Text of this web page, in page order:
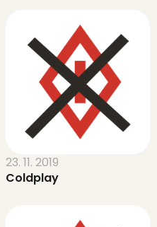
23. 11. 2019
Coldplay